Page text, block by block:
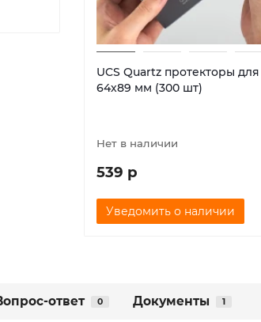
UCS Quartz протекторы для
64х89 мм (300 шт)
Нет в наличии
539 р
Уведомить о наличии
ответ 0 Документы 1